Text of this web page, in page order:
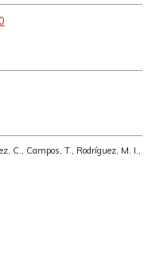
C., Campos, T., Rodríguez, M. I.,